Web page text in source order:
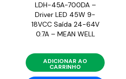
LDH-45A-700DA –
Driver LED 45W 9-
18VCC Saída 24-64V
0.7A – MEAN WELL
ADICIONAR AO
CARRINHO